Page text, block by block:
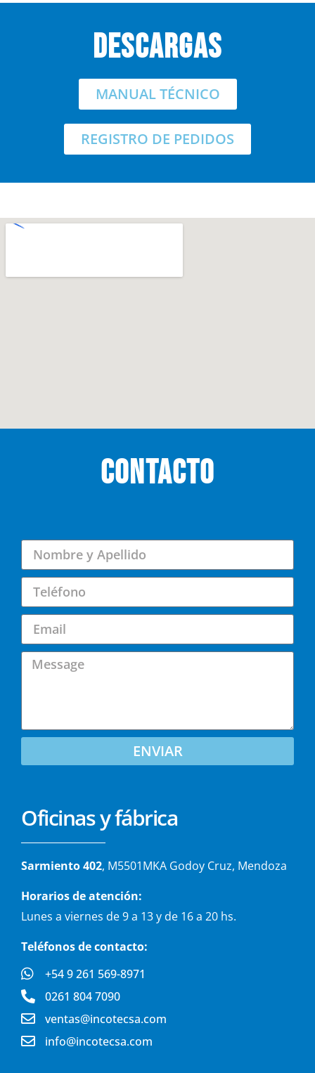
descargas
MANUAL TÉCNICO
REGISTRO DE PEDIDOS
CONTACTO
ENVIAR
Oficinas y fábrica
Sarmiento 402, M5501MKA Godoy Cruz, Mendoza
Horarios de atención:
Lunes a viernes de 9 a 13 y de 16 a 20 hs.
Teléfonos de contacto:
+54 9 261 569-8971
0261 804 7090
ventas@incotecsa.com
info@incotecsa.com